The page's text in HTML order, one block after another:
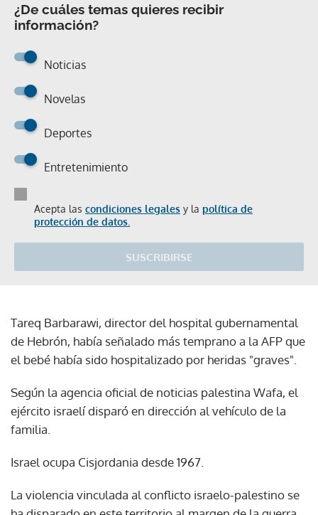
¿De cuáles temas quieres recibir
información?
Noticias
Novelas
Deportes
Entretenimiento
Acepta las condiciones legales y la política de
protección de datos.
SUSCRIBIRSE
Tareq Barbarawi, director del hospital gubernamental
de Hebrón, había señalado más temprano a la AFP que
el bebé había sido hospitalizado por heridas "graves".
Según la agencia oficial de noticias palestina Wafa, el
ejército israelí disparó en dirección al vehículo de la
familia.
Israel ocupa Cisjordania desde 1967.
La violencia vinculada al conflicto israelo-palestino se